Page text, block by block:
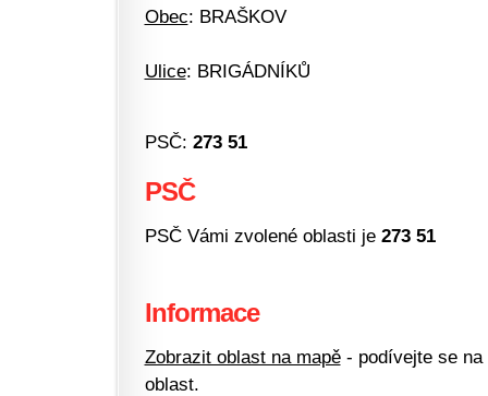
Obec: BRAŠKOV
Ulice: BRIGÁDNÍKŮ
PSČ: 273 51
PSČ
PSČ Vámi zvolené oblasti je 273 51
Informace
Zobrazit oblast na mapě- podívejte se na
oblast.